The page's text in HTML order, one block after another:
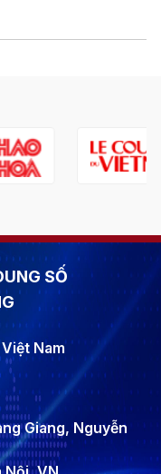
SỐ
Nam
Giang, Nguyễn